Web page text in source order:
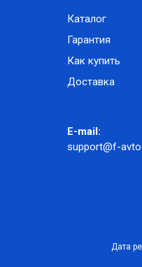
Каталог
Гарантия
Как купить
Доставка
E-mail:
support@f-
Дата